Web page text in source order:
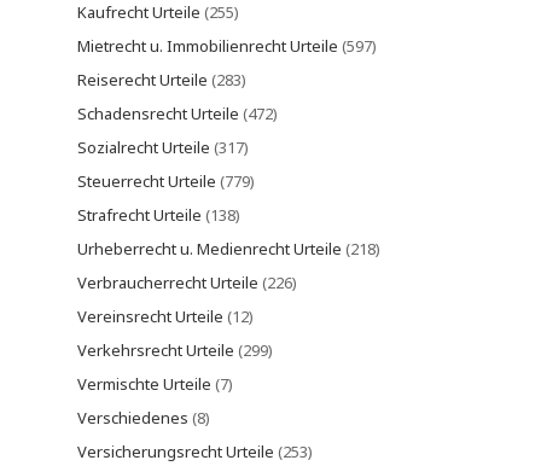
Kaufrecht Urteile (255)
Mietrecht u. Immobilienrecht Urteile (597)
Reiserecht Urteile (283)
Schadensrecht Urteile (472)
Sozialrecht Urteile (317)
Steuerrecht Urteile (779)
Strafrecht Urteile (138)
Urheberrecht u. Medienrecht Urteile (218)
Verbraucherrecht Urteile (226)
Vereinsrecht Urteile (12)
Verkehrsrecht Urteile (299)
Vermischte Urteile (7)
Verschiedenes (8)
Versicherungsrecht Urteile (253)